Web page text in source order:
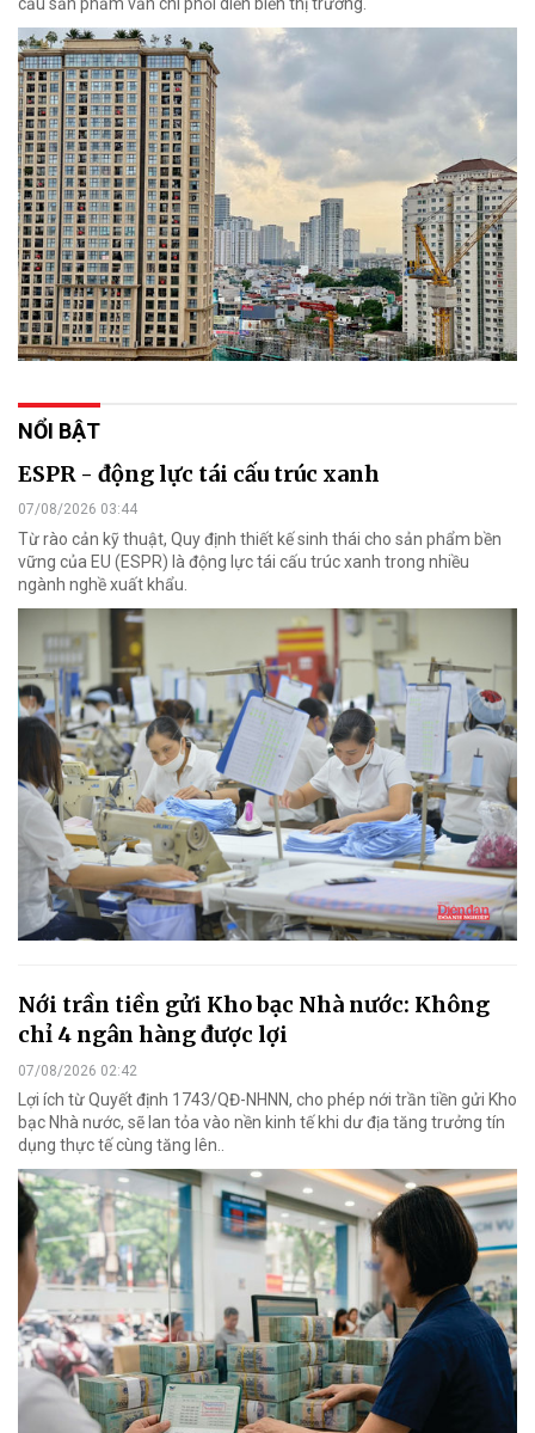
NỔI BẬT
ESPR - động lực tái cấu trúc xanh
07/08/2026 03:44
Từ rào cản kỹ thuật, Quy định thiết kế sinh thái cho sản phẩm bền
vững của EU (ESPR) là động lực tái cấu trúc xanh trong nhiều
ngành nghề xuất khẩu.
Nới trần tiền gửi Kho bạc Nhà nước: Không
chỉ 4 ngân hàng được lợi
07/08/2026 02:42
Lợi ích từ Quyết định 1743/QĐ-NHNN, cho phép nới trần tiền gửi Kho
bạc Nhà nước, sẽ lan tỏa vào nền kinh tế khi dư địa tăng trưởng tín
dụng thực tế cùng tăng lên..